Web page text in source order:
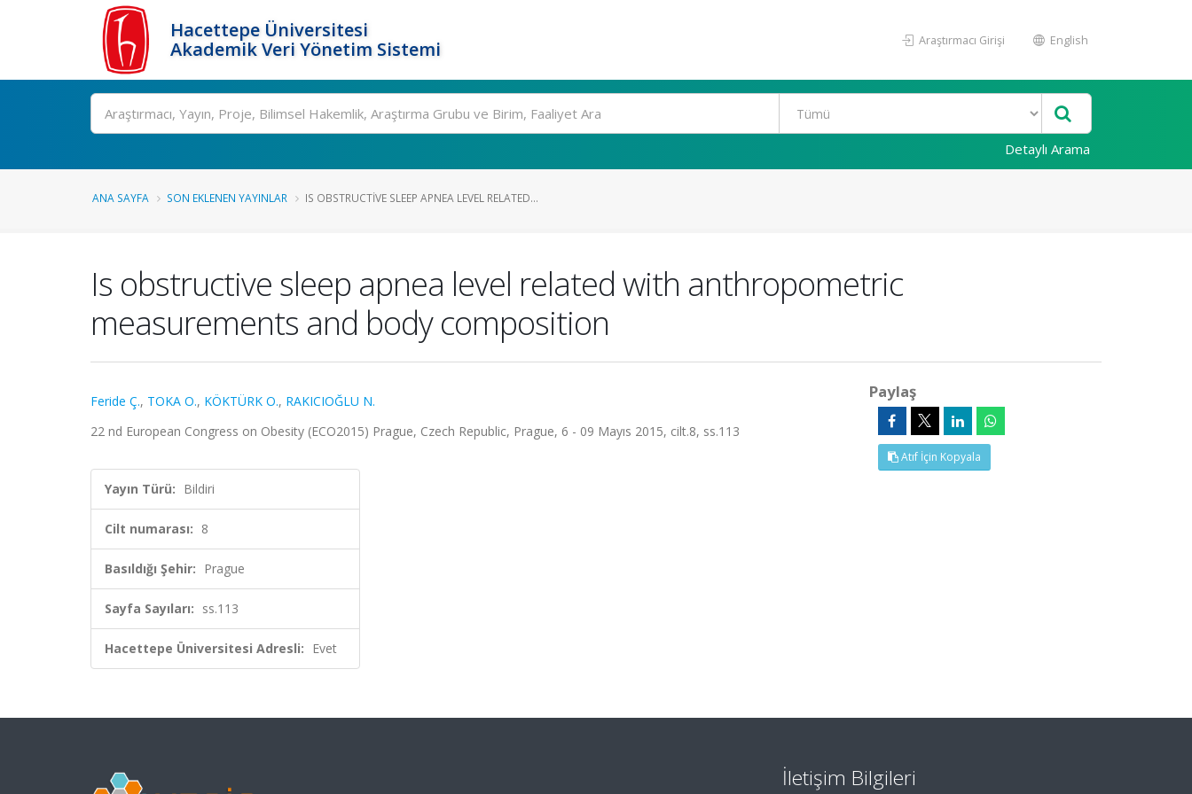
Hacettepe Üniversitesi
Akademik Veri Yönetim Sistemi
Araştırmacı Girişi English
Ara
Detaylı Arama
ANA SAYFA SON EKLENEN YAYINLAR IS OBSTRUCTIVE SLEEP APNEA LEVEL RELATED...
Is obstructive sleep apnea level related with anthropometric
measurements and body composition
Feride Ç., TOKA O., KÖKTÜRK O., RAKICIOĞLU N.
22 nd European Congress on Obesity (ECO2015) Prague, Czech Republic, Prague, 6 - 09 Mayıs 2015, cilt.8, ss.113
Yayın Türü: Bildiri
Cilt numarası: 8
Basıldığı Şehir: Prague
Sayfa Sayıları: ss.113
Hacettepe Üniversitesi Adresli: Evet
Paylaş
Atıf İçin Kopyala
İletişim Bilgileri